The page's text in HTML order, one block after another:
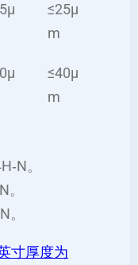
≤25μ
m
≤40μ
m
。
。
寸厚度为